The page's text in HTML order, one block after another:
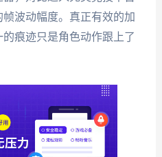
波动幅度。真正有效的加
痕迹只是角色动作跟上了